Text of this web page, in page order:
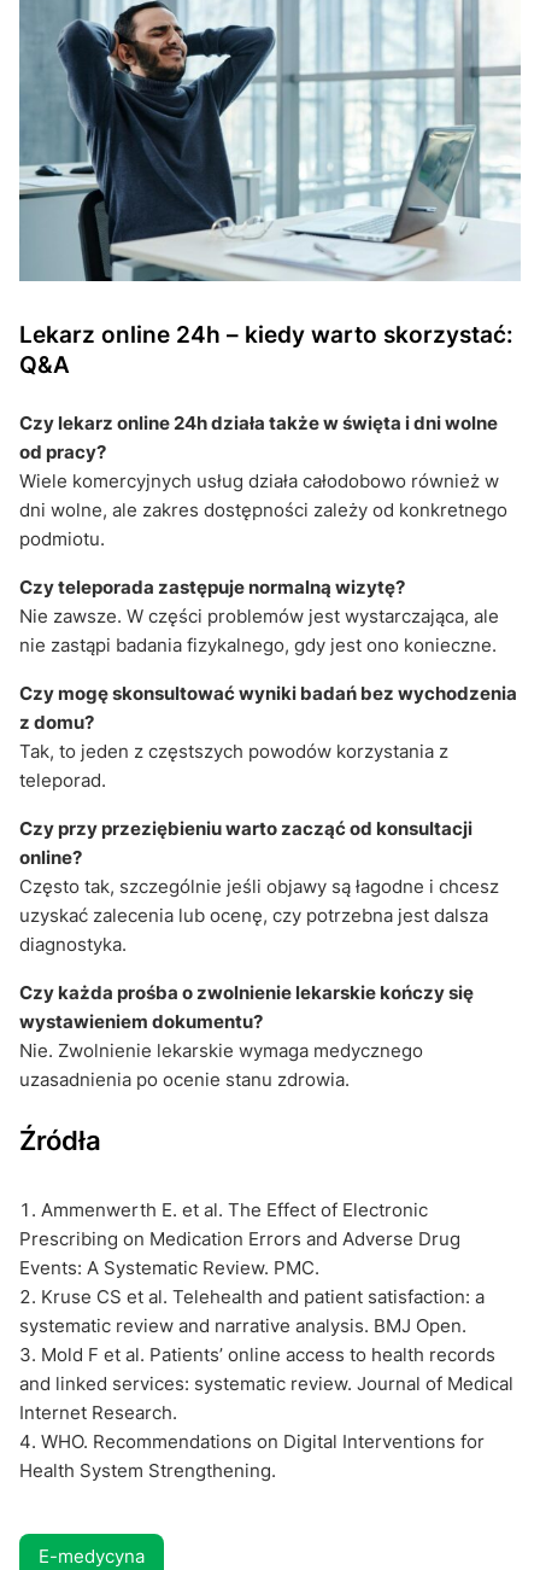
Lekarz online 24h – kiedy warto skorzystać:
Q&A
Czy lekarz online 24h działa także w święta i dni wolne
od pracy?
Wiele komercyjnych usług działa całodobowo również w
dni wolne, ale zakres dostępności zależy od konkretnego
podmiotu.
Czy teleporada zastępuje normalną wizytę?
Nie zawsze. W części problemów jest wystarczająca, ale
nie zastąpi badania fizykalnego, gdy jest ono konieczne.
Czy mogę skonsultować wyniki badań bez wychodzenia
z domu?
Tak, to jeden z częstszych powodów korzystania z
teleporad.
Czy przy przeziębieniu warto zacząć od konsultacji
online?
Często tak, szczególnie jeśli objawy są łagodne i chcesz
uzyskać zalecenia lub ocenę, czy potrzebna jest dalsza
diagnostyka.
Czy każda prośba o zwolnienie lekarskie kończy się
wystawieniem dokumentu?
Nie. Zwolnienie lekarskie wymaga medycznego
uzasadnienia po ocenie stanu zdrowia.
Źródła
Ammenwerth E. et al. The Effect of Electronic
Prescribing on Medication Errors and Adverse Drug
Events: A Systematic Review. PMC.
Kruse CS et al. Telehealth and patient satisfaction: a
systematic review and narrative analysis. BMJ Open.
Mold F et al. Patients’ online access to health records
and linked services: systematic review. Journal of Medical
Internet Research.
WHO. Recommendations on Digital Interventions for
Health System Strengthening.
E-medycyna